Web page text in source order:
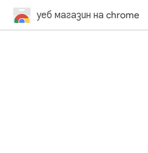
уеб магазин на chrome